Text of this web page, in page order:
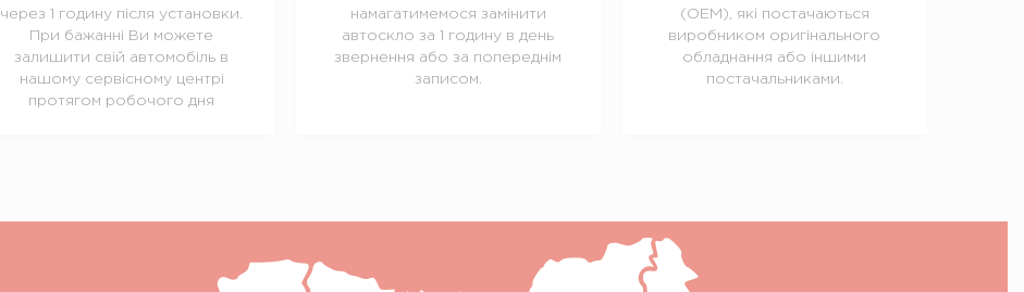
через 1 годину після установки.
При бажанні Ви можете
залишити свій автомобіль в
нашому сервісному центрі
протягом робочого дня
намагатимемося замінити
автоскло за 1 годину в день
звернення або за попереднім
записом.
(OEM), які постачаються
виробником оригінального
обладнання або іншими
постачальниками.